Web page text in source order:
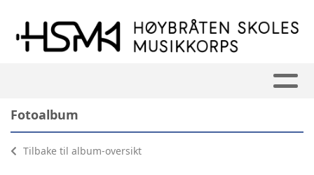
Fotoalbum
Tilbake til album-oversikt